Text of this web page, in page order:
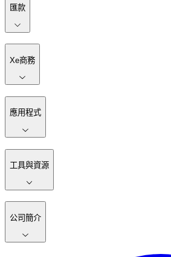
匯款
Xe商務
應用程式
工具與資源
公司簡介